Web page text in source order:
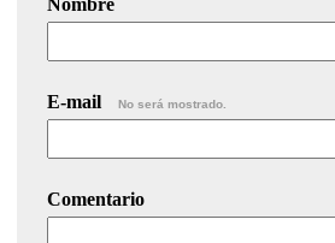
Nombre
E-mail No será mostrado.
Comentario